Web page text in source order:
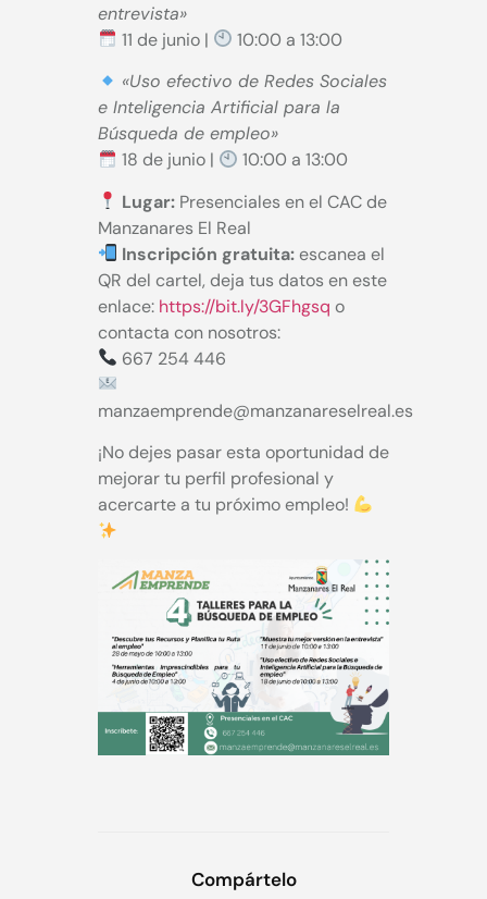
entrevista»
11 de junio |
10:00 a 13:00
«Uso efectivo de Redes Sociales
e Inteligencia Artificial para la
Búsqueda de empleo»
18 de junio |
10:00 a 13:00
Lugar:Presenciales en el CAC de
Manzanares El Real
Inscripción gratuita:escanea el
QR del cartel, deja tus datos en este
enlace: https://bit.ly/3GFhgsq o
contacta con nosotros:
667 254 446
manzaemprende@manzanareselreal.es
¡No dejes pasar esta oportunidad de
mejorar tu perfil profesional y
acercarte a tu próximo empleo!
Compártelo